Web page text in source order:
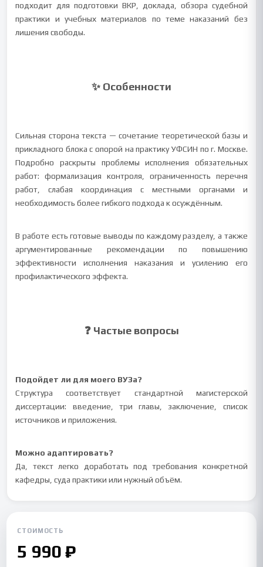
подходит для подготовки ВКР, доклада, обзора судебной
практики и учебных материалов по теме наказаний без
лишения свободы.
✨ Особенности
Сильная сторона текста — сочетание теоретической базы и
прикладного блока с опорой на практику УФСИН по г. Москве.
Подробно раскрыты проблемы исполнения обязательных
работ: формализация контроля, ограниченность перечня
работ, слабая координация с местными органами и
необходимость более гибкого подхода к осуждённым.
В работе есть готовые выводы по каждому разделу, а также
аргументированные рекомендации по повышению
эффективности исполнения наказания и усилению его
профилактического эффекта.
❓ Частые вопросы
Подойдет ли для моего ВУЗа?
Структура соответствует стандартной магистерской
диссертации: введение, три главы, заключение, список
источников и приложения.
Можно адаптировать?
Да, текст легко доработать под требования конкретной
кафедры, суда практики или нужный объём.
СТОИМОСТЬ
5 990 ₽